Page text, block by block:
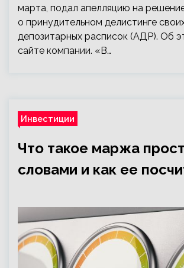
марта, подал апелляцию на
о принудительном делистинге
депозитарных расписок (АДР). Об
сайте компании. «В…
Инвестиции
Что такое маржа
словами и как ее